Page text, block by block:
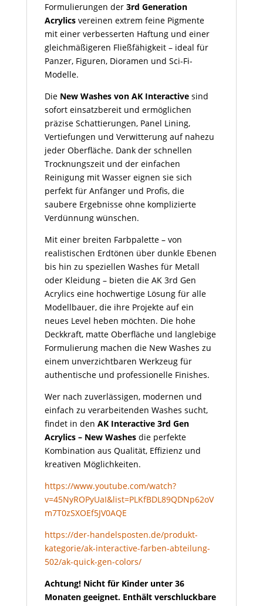
Formulierungen der 3rd Generation
Acrylicsvereinen extrem feine Pigmente
mit einer verbesserten Haftung und einer
gleichmäßigeren Fließfähigkeit – ideal für
Panzer, Figuren, Dioramen und Sci-Fi-
Modelle.
Die New Washes von AK Interactivesind
sofort einsatzbereit und ermöglichen
präzise Schattierungen, Panel Lining,
Vertiefungen und Verwitterung auf nahezu
jeder Oberfläche. Dank der schnellen
Trocknungszeit und der einfachen
Reinigung mit Wasser eignen sie sich
perfekt für Anfänger und Profis, die
saubere Ergebnisse ohne komplizierte
Verdünnung wünschen.
Mit einer breiten Farbpalette – von
realistischen Erdtönen über dunkle Ebenen
bis hin zu speziellen Washes für Metall
oder Kleidung – bieten die AK 3rd Gen
Acrylics eine hochwertige Lösung für alle
Modellbauer, die ihre Projekte auf ein
neues Level heben möchten. Die hohe
Deckkraft, matte Oberfläche und langlebige
Formulierung machen die New Washes zu
einem unverzichtbaren Werkzeug für
authentische und professionelle Finishes.
Wer nach zuverlässigen, modernen und
einfach zu verarbeitenden Washes sucht,
findet in den AK Interactive 3rd Gen
Acrylics – New Washesdie perfekte
Kombination aus Qualität, Effizienz und
kreativen Möglichkeiten.
https://www.youtube.com/watch?
v=45NyROPyUaI&list=PLKfBDL89QDNp62oV
m7T0zSXOEf5JV0AQE
https://der-handelsposten.de/produkt-
kategorie/ak-interactive-farben-abteilung-
502/ak-quick-gen-colors/
Achtung! Nicht für Kinder unter 36
Monaten geeignet. Enthält verschluckbare